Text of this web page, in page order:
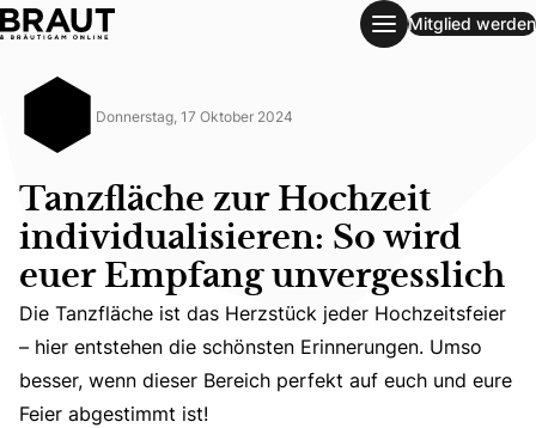
Tanzfläche zur Hochzeit individualisieren: So wird euer
Mitglied werden
Donnerstag, 17 Oktober 2024
Tanzfläche zur Hochzeit
individualisieren: So wird
euer Empfang unvergesslich
Die Tanzfläche ist das Herzstück jeder Hochzeitsfeier –
Die Tanzfläche ist das Herzstück jeder Hochzeitsfeier
– hier entstehen die schönsten Erinnerungen. Umso
besser, wenn dieser Bereich perfekt auf euch und eure
Feier abgestimmt ist!